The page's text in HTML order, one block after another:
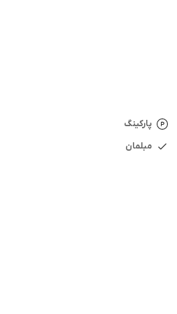
پارکینگ
مبلمان